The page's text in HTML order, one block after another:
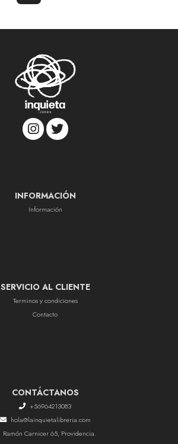
INFORMACIÓN
Información
SERVICIO AL CLIENTE
Terminos y condiciones
Contacto
CONTÁCTANOS
+56964213083
hola@lainquietalibreria.com
Ramón Carnicer 65, Providencia.